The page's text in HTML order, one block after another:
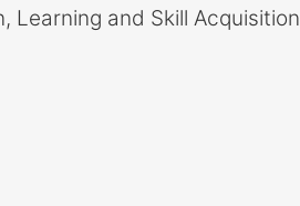
Learning and Skill Acquisition